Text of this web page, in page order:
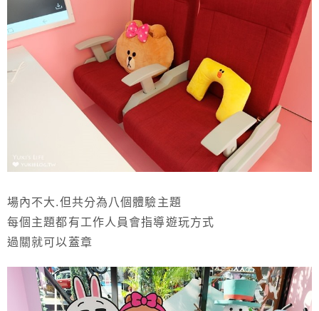
場內不大.但共分為八個體驗主題
每個主題都有工作人員會指導遊玩方式
過關就可以蓋章